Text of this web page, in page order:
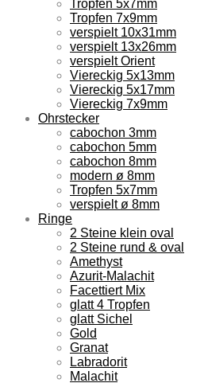
Tropfen 5x7mm
Tropfen 7x9mm
verspielt 10x31mm
verspielt 13x26mm
verspielt Orient
Viereckig 5x13mm
Viereckig 5x17mm
Viereckig 7x9mm
Ohrstecker
cabochon 3mm
cabochon 5mm
cabochon 8mm
modern ø 8mm
Tropfen 5x7mm
verspielt ø 8mm
Ringe
2 Steine klein oval
2 Steine rund & oval
Amethyst
Azurit-Malachit
Facettiert Mix
glatt 4 Tropfen
glatt Sichel
Gold
Granat
Labradorit
Malachit